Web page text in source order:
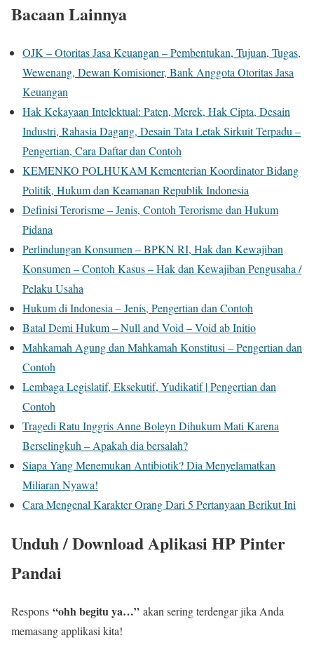
Bacaan Lainnya
OJK – Otoritas Jasa Keuangan – Pembentukan, Tujuan, Tugas,
Wewenang, Dewan Komisioner, Bank Anggota Otoritas Jasa
Keuangan
Hak Kekayaan Intelektual: Paten, Merek, Hak Cipta, Desain
Industri, Rahasia Dagang, Desain Tata Letak Sirkuit Terpadu –
Pengertian, Cara Daftar dan Contoh
KEMENKO POLHUKAM Kementerian Koordinator Bidang
Politik, Hukum dan Keamanan Republik Indonesia
Definisi Terorisme – Jenis, Contoh Terorisme dan Hukum
Pidana
Perlindungan Konsumen – BPKN RI, Hak dan Kewajiban
Konsumen – Contoh Kasus – Hak dan Kewajiban Pengusaha /
Pelaku Usaha
Hukum di Indonesia – Jenis, Pengertian dan Contoh
Batal Demi Hukum – Null and Void – Void ab Initio
Mahkamah Agung dan Mahkamah Konstitusi – Pengertian dan
Contoh
Lembaga Legislatif, Eksekutif, Yudikatif | Pengertian dan
Contoh
Tragedi Ratu Inggris Anne Boleyn Dihukum Mati Karena
Berselingkuh – Apakah dia bersalah?
Siapa Yang Menemukan Antibiotik? Dia Menyelamatkan
Miliaran Nyawa!
Cara Mengenal Karakter Orang Dari 5 Pertanyaan Berikut Ini
Unduh / Download Aplikasi HP Pinter
Pandai
Respons “ohh begitu ya…” akan sering terdengar jika Anda
memasang applikasi kita!